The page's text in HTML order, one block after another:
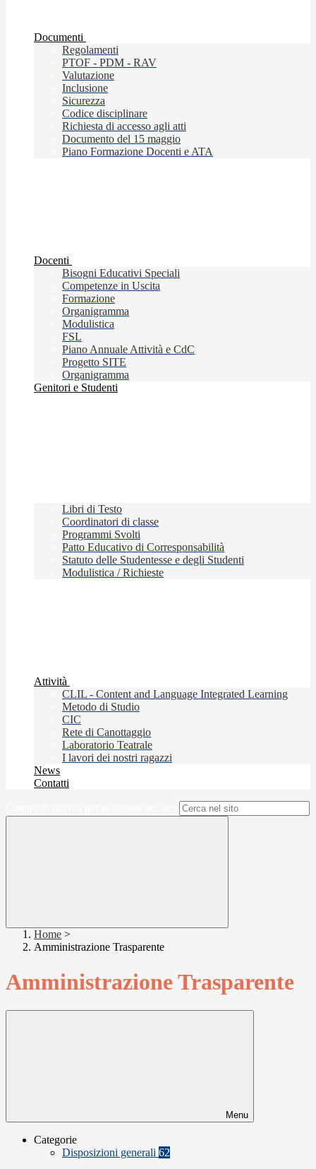
Documenti
Regolamenti
PTOF - PDM - RAV
Valutazione
Inclusione
Sicurezza
Codice disciplinare
Richiesta di accesso agli atti
Documento del 15 maggio
Piano Formazione Docenti e ATA
Docenti
Bisogni Educativi Speciali
Competenze in Uscita
Formazione
Organigramma
Modulistica
FSL
Piano Annuale Attività e CdC
Progetto SITE
Organigramma
Genitori e Studenti
Libri di Testo
Coordinatori di classe
Programmi Svolti
Patto Educativo di Corresponsabilità
Statuto delle Studentesse e degli Studenti
Modulistica / Richieste
Attività
CLIL - Content and Language Integrated Learning
Metodo di Studio
CIC
Rete di Canottaggio
Laboratorio Teatrale
I lavori dei nostri ragazzi
News
Contatti
Home >
Amministrazione Trasparente
Amministrazione Trasparente
Menu
Categorie
Disposizioni generali 62